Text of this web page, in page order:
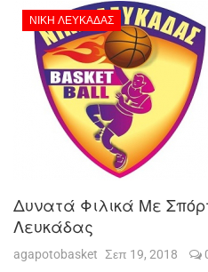
ΝΊΚΗ ΛΕΥΚΆΔΑΣ
Δυνατά Φιλικά Με
Λευκάδας
agapotobasket Σεπ 19, 2018